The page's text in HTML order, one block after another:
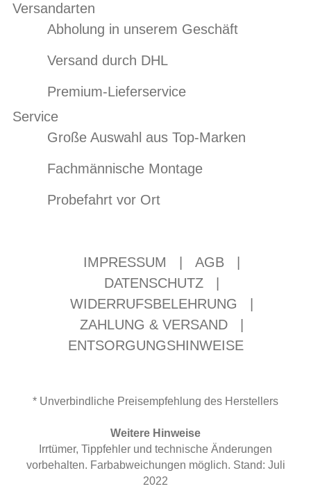
Versandarten
Abholung in unserem Geschäft
Versand durch DHL
Premium-Lieferservice
Service
Große Auswahl aus Top-Marken
Fachmännische Montage
Probefahrt vor Ort
IMPRESSUM AGB
DATENSCHUTZ
WIDERRUFSBELEHRUNG
ZAHLUNG & VERSAND
ENTSORGUNGSHINWEISE
* Unverbindliche Preisempfehlung des Herstellers
Weitere Hinweise
Irrtümer, Tippfehler und technische Änderungen
vorbehalten. Farbabweichungen möglich. Stand: Juli
2022